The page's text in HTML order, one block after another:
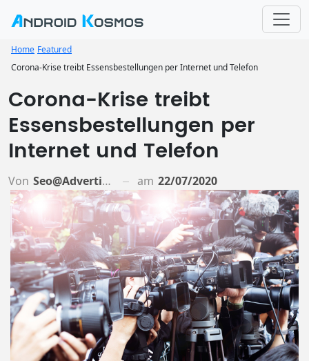
Home Featured
Corona-Krise treibt Essensbestellungen per Internet und Telefon
Corona-Krise treibt
Essensbestellungen per
Internet und Telefon
Von Seo@advertiso.de am 22/07/2020